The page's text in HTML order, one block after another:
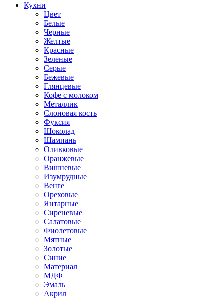
Кухни
Цвет
Белые
Черные
Желтые
Красные
Зеленые
Серые
Бежевые
Глянцевые
Кофе с молоком
Металлик
Слоновая кость
Фуксия
Шоколад
Шампань
Оливковые
Оранжевые
Вишневые
Изумрудные
Венге
Ореховые
Янтарные
Сиреневые
Салатовые
Фиолетовые
Мятные
Золотые
Синие
Материал
МДФ
Эмаль
Акрил